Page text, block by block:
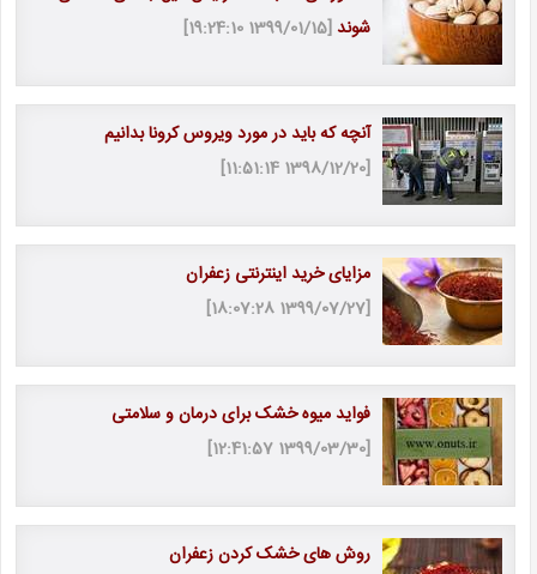
شوند[1399/01/15 19:24:10]
آنچه که باید در مورد ویروس کرونا بدانیم
[1398/12/20 11:51:14]
مزایای خرید اینترنتی زعفران
[1399/07/27 18:07:28]
فواید میوه خشک برای درمان و سلامتی
[1399/03/30 12:41:57]
روش های خشک کردن زعفران